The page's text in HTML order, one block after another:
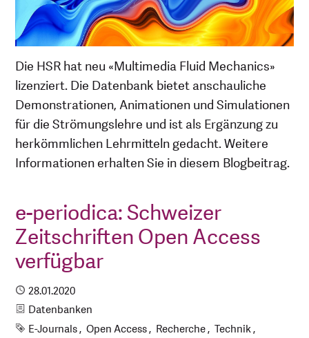
Die HSR hat neu «Multimedia Fluid Mechanics»
lizenziert. Die Datenbank bietet anschauliche
Demonstrationen, Animationen und Simulationen
für die Strömungslehre und ist als Ergänzung zu
herkömmlichen Lehrmitteln gedacht. Weitere
Informationen erhalten Sie in diesem Blogbeitrag.
e-periodica: Schweizer
Zeitschriften Open Access
verfügbar
Publiziert
28.01.2020
Kategorie
Datenbanken
Schlagworte
E-Journals Open Access Recherche
Technik